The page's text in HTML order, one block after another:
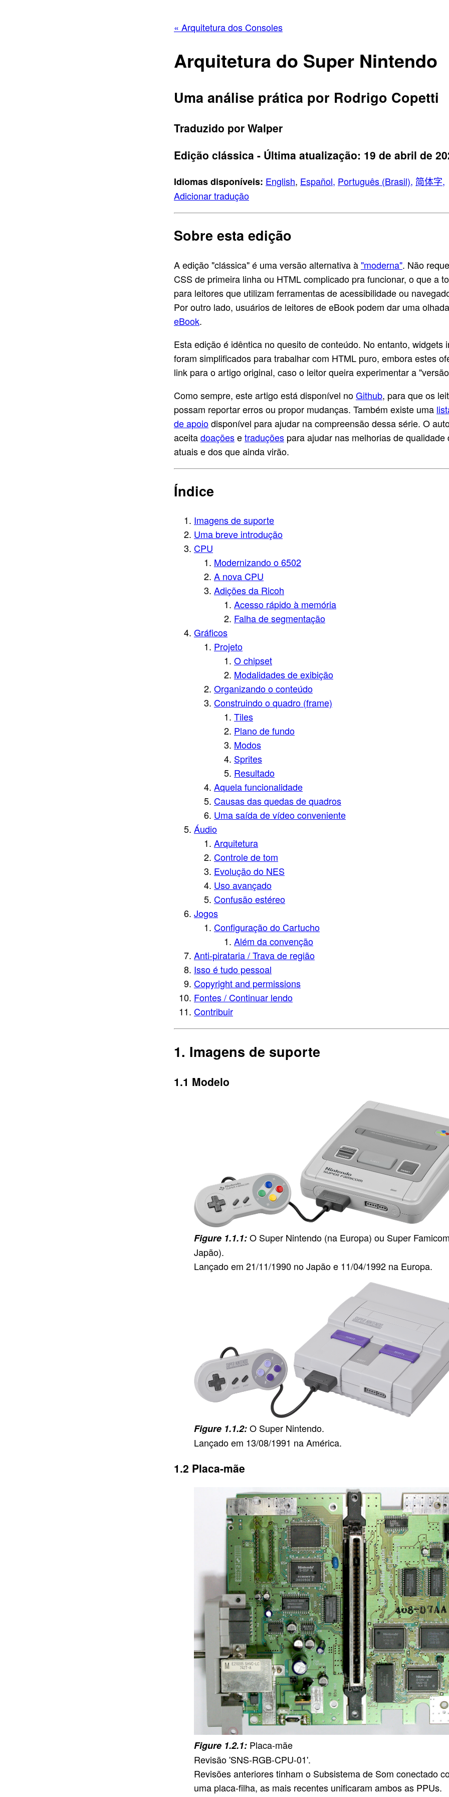
« Arquitetura dos Consoles
Arquitetura do Super Nintendo
Uma análise prática por Rodrigo Copetti
Traduzido por Walper
Edição clássica - Última atualização: 19 de abril de
Idiomas disponíveis: English, Español, Português (Brasil), 简体字,
Adicionar tradução
Sobre esta edição
A edição "clássica" é uma versão alternativa à "moderna". Não
CSS de primeira linha ou HTML complicado pra funcionar, o que a
para leitores que utilizam ferramentas de acessibilidade ou
Por outro lado, usuários de leitores de eBook podem dar uma
eBook.
Esta edição é idêntica no quesito de conteúdo. No entanto, widgets
foram simplificados para trabalhar com HTML puro, embora estes
link para o artigo original, caso o leitor queira experimentar a
Como sempre, este artigo está disponível noGithub, para que os
possam reportar erros ou propor mudanças. Também existe uma
de apoiodisponível para ajudar na compreensão dessa série. O
aceitadoaçõesetraduções para ajudar nas melhorias de qualidade
atuais e dos que ainda virão.
Índice
Imagens de suporte
Uma breve introdução
CPU
Modernizando o 6502
A nova CPU
Adições da Ricoh
Acesso rápido à memória
Falha de segmentação
Gráficos
Projeto
O chipset
Modalidades de exibição
Organizando o conteúdo
Construindo o quadro (frame)
Tiles
Plano de fundo
Modos
Sprites
Resultado
Aquela funcionalidade
Causas das quedas de quadros
Uma saída de vídeo conveniente
Áudio
Arquitetura
Controle de tom
Evolução do NES
Uso avançado
Confusão estéreo
Jogos
Configuração do Cartucho
Além da convenção
Anti-pirataria / Trava de região
Isso é tudo pessoal
Copyright and permissions
Fontes / Continuar lendo
Contribuir
Imagens de suporte
Modelo
O Super Nintendo (na Europa) ou Super
Japão).
Lançado em 21/11/1990 no Japão e 11/04/1992 na Europa.
O Super Nintendo.
Lançado em 13/08/1991 na América.
Placa-mãe
Placa-mãe
Revisão 'SNS-RGB-CPU-01'.
Revisões anteriores tinham o Subsistema de Som conectado
uma placa-filha, as mais recentes unificaram ambos as PPUs.